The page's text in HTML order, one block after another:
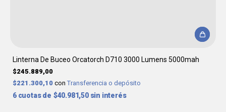
Linterna De Buceo Orcatorch D710 3000 Lumens 5000mah
$245.889,00
$221.300,10 con Transferencia o depósito
6 $40.981,50 sin interés